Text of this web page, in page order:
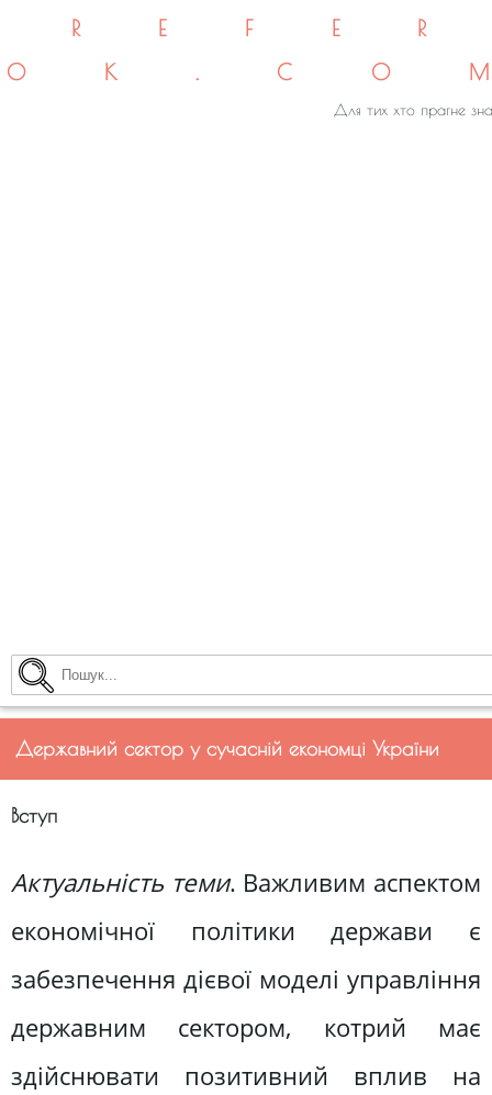
Для тих хто прагне
Державний сектор у сучасній економці України
Вступ
Актуальність теми. Важливим аспектом
економічної політики держави є
забезпечення дієвої моделі управління
державним сектором, котрий має
здійснювати позитивний вплив на